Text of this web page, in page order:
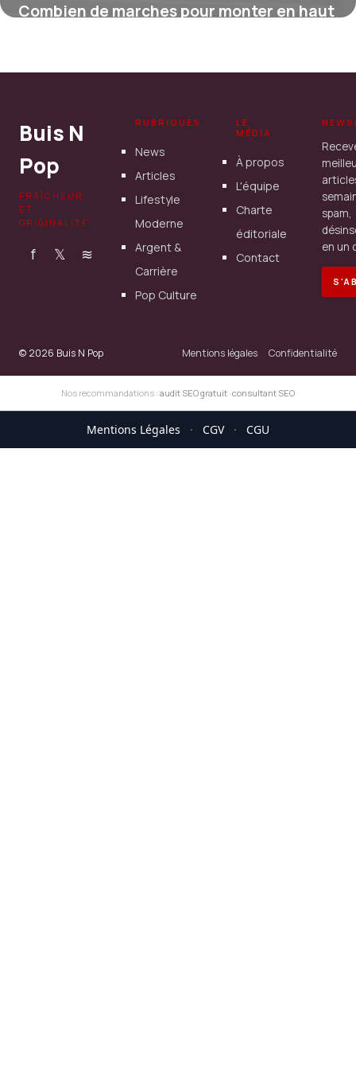
Combien de marches pour monter en haut
Buis N
Pop
FRAÎCHEUR
ET
ORIGINALITÉ
f 𝕏 ≋
RUBRIQUES
News
Articles
Lifestyle
Moderne
Argent &
Carrière
Pop Culture
LE
MÉDIA
À propos
L'équipe
Charte
éditoriale
Contact
spam,
en un
© 2026 Buis N Pop Mentions légales Confidentialité
Nos recommandations : audit SEO gratuit ·consultant SEO
Mentions Légales · CGV · CGU